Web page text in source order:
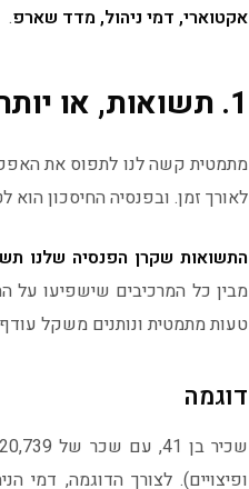
אקטוארי, דמי ניהול, מדד שארפ.
1. תשואות, או יותר נכון: תשואות לאורך זמן
מתמטית קשה לנו לתפוס את
לאורך זמן. ובפנסיה החיסכון הוא
התשואות שקרן הפנסיה שלנו
מבין כל המרכיבים שישפיעו
טעות מתמטית ונותנים משקל
דוגמה